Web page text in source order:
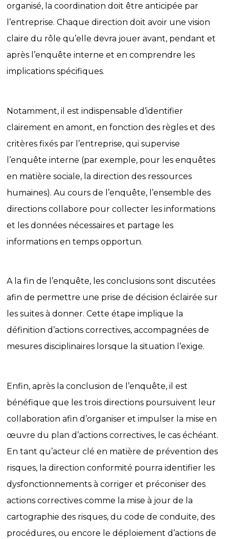
organisé, la coordination doit être anticipée par
l’entreprise. Chaque direction doit avoir une vision
claire du rôle qu’elle devra jouer avant, pendant et
après l’enquête interne et en comprendre les
implications spécifiques.
Notamment, il est indispensable d’identifier
clairement en amont, en fonction des règles et des
critères fixés par l’entreprise, qui supervise
l’enquête interne (par exemple, pour les enquêtes
en matière sociale, la direction des ressources
humaines). Au cours de l’enquête, l’ensemble des
directions collabore pour collecter les informations
et les données nécessaires et partage les
informations en temps opportun.
A la fin de l’enquête, les conclusions sont discutées
afin de permettre une prise de décision éclairée sur
les suites à donner. Cette étape implique la
définition d’actions correctives, accompagnées de
mesures disciplinaires lorsque la situation l’exige.
Enfin, après la conclusion de l’enquête, il est
bénéfique que les trois directions poursuivent leur
collaboration afin d’organiser et impulser la mise en
œuvre du plan d’actions correctives, le cas échéant.
En tant qu’acteur clé en matière de prévention des
risques, la direction conformité pourra identifier les
dysfonctionnements à corriger et préconiser des
actions correctives comme la mise à jour de la
cartographie des risques, du code de conduite, des
procédures, ou encore le déploiement d’actions de